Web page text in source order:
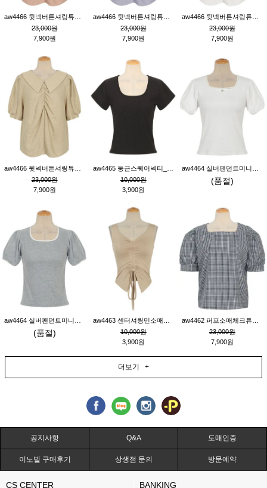
23,000원
7,900원
23,000원
7,900원
23,000원
7,900원
23,000원
7,900원
10,000원
3,900원
(품절)
(품절)
10,000원
3,900원
23,000원
7,900원
더보기 +
공지사항 Q&A 도매인증
이노빌 구매후기 상생점 문의 방문예약
CS CENTER BANKING